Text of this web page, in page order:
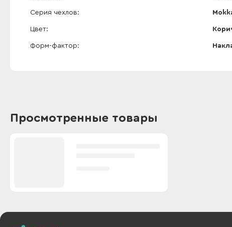
Серия чехлов
Цвет
Форм-фактор
Просмотренные товары